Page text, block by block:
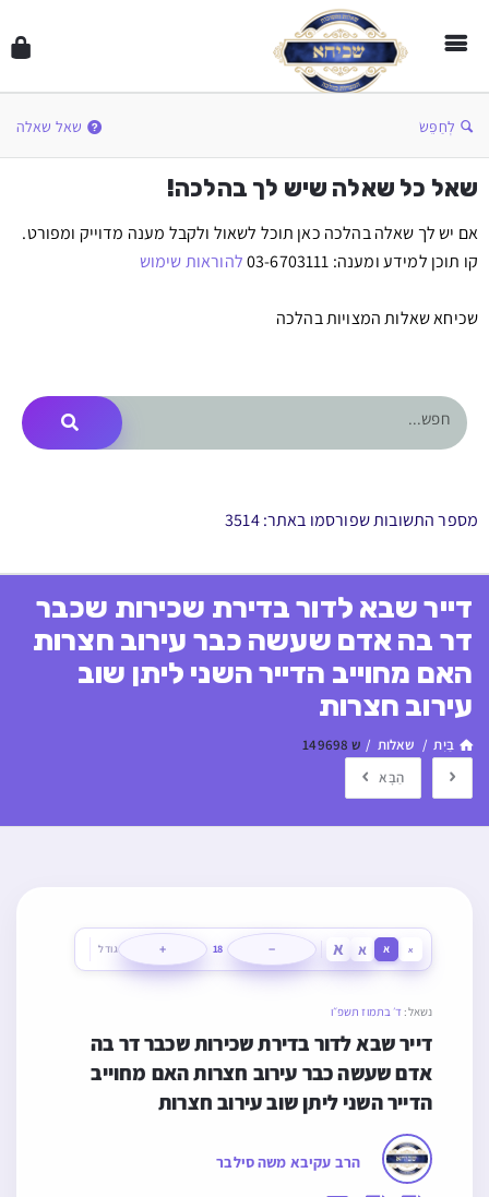
לְחַפֵּשׂ שאל שאלה
שאל כל שאלה שיש לך בהלכה!
אם יש לך שאלה בהלכה כאן תוכל לשאול ולקבל מענה מדוייק ומפורט.
קו תוכן למידע ומענה: 03-6703111
להוראות שימוש
שכיחא שאלות המצויות בהלכה
מספר התשובות שפורסמו באתר: 3514
דייר שבא לדור בדירת שכירות שכבר
דר בה אדם שעשה כבר עירוב חצרות
האם מחוייב הדייר השני ליתן שוב
עירוב חצרות
בַּיִת / שאלות / ש 149698
הַבָּא
א א א א −
18
+ גודל
נשאל: ד׳ בתמוז תשפ״ו
אדם שעשה כבר עירוב חצרות האם מחוייב
הדייר השני ליתן שוב עירוב חצרות
הרב עקיבא משה סילבר